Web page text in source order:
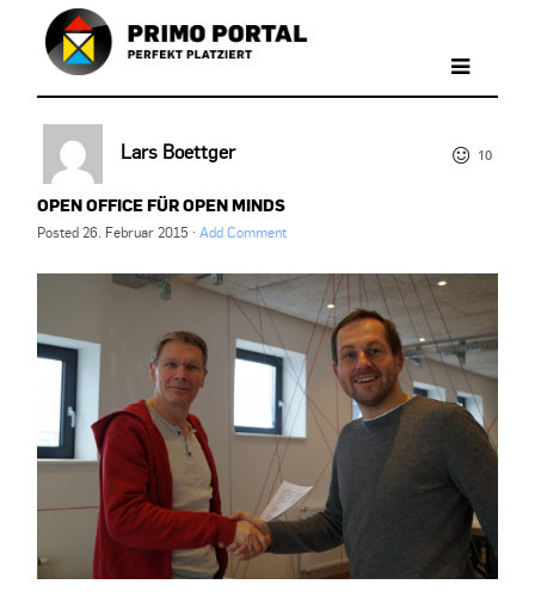
Lars Boettger 10
OPEN OFFICE FÜR OPEN MINDS
Posted26. Februar 2015 ·Add Comment